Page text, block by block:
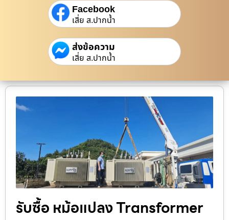
Facebook
เสี่ย ส.ปากน้ำ
ส่งข้อความ
เสี่ย ส.ปากน้ำ
รับซื้อ หม้อแปลง Transformer